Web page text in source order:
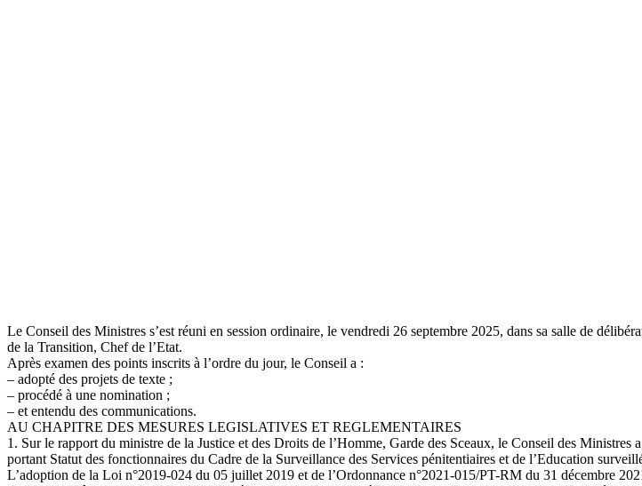
Le Conseil des Ministres s’est réuni en session ordinaire, le vendredi 26 septembre 2025, dans sa salle de
de la Transition, Chef de l’Etat.
Après examen des points inscrits à l’ordre du jour, le Conseil a :
– adopté des projets de texte ;
– procédé à une nomination ;
– et entendu des communications.
AU CHAPITRE DES MESURES LEGISLATIVES ET REGLEMENTAIRES
1. Sur le rapport du ministre de la Justice et des Droits de l’Homme, Garde des Sceaux, le Conseil des
portant Statut des fonctionnaires du Cadre de la Surveillance des Services pénitentiaires et de l’Education
L’adoption de la Loi n°2019-024 du 05 juillet 2019 et de l’Ordonnance n°2021-015/PT-RM du 31 décembre